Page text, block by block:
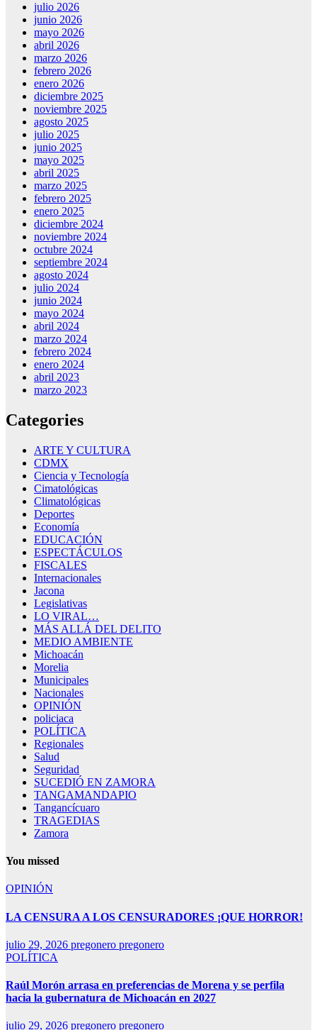
julio 2026
junio 2026
mayo 2026
abril 2026
marzo 2026
febrero 2026
enero 2026
diciembre 2025
noviembre 2025
agosto 2025
julio 2025
junio 2025
mayo 2025
abril 2025
marzo 2025
febrero 2025
enero 2025
diciembre 2024
noviembre 2024
octubre 2024
septiembre 2024
agosto 2024
julio 2024
junio 2024
mayo 2024
abril 2024
marzo 2024
febrero 2024
enero 2024
abril 2023
marzo 2023
Categories
ARTE Y CULTURA
CDMX
Ciencia y Tecnología
Cimatológicas
Climatológicas
Deportes
Economía
EDUCACIÓN
ESPECTÁCULOS
FISCALES
Internacionales
Jacona
Legislativas
LO VIRAL…
MÁS ALLÁ DEL DELITO
MEDIO AMBIENTE
Michoacán
Morelia
Municipales
Nacionales
OPINIÓN
policiaca
POLÍTICA
Regionales
Salud
Seguridad
SUCEDIÓ EN ZAMORA
TANGAMANDAPIO
Tangancícuaro
TRAGEDIAS
Zamora
You missed
OPINIÓN
LA CENSURA A LOS CENSURADORES ¡QUE HORROR!
julio 29, 2026 pregonero pregonero
POLÍTICA
Raúl Morón arrasa en preferencias de Morena y se perfila
hacia la gubernatura de Michoacán en 2027
julio 29, 2026 pregonero pregonero